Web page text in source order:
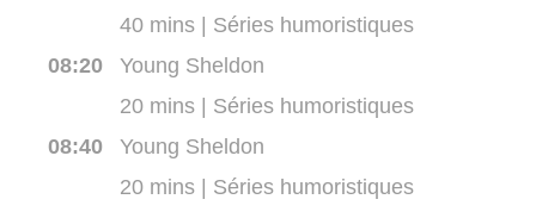
40 mins | Séries humoristiques
08:20Young Sheldon
20 mins | Séries humoristiques
08:40Young Sheldon
20 mins | Séries humoristiques